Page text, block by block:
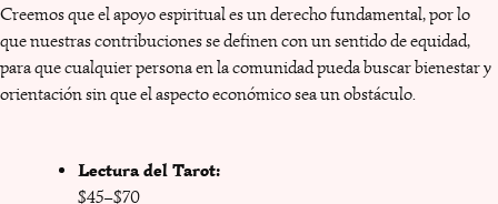
Creemos que el apoyo espiritual es un derecho fundamental, por lo
que nuestras contribuciones se definen con un sentido de equidad,
para que cualquier persona en la comunidad pueda buscar bienestar y
orientación sin que el aspecto económico sea un obstáculo.
Lectura del Tarot:
$45–$70